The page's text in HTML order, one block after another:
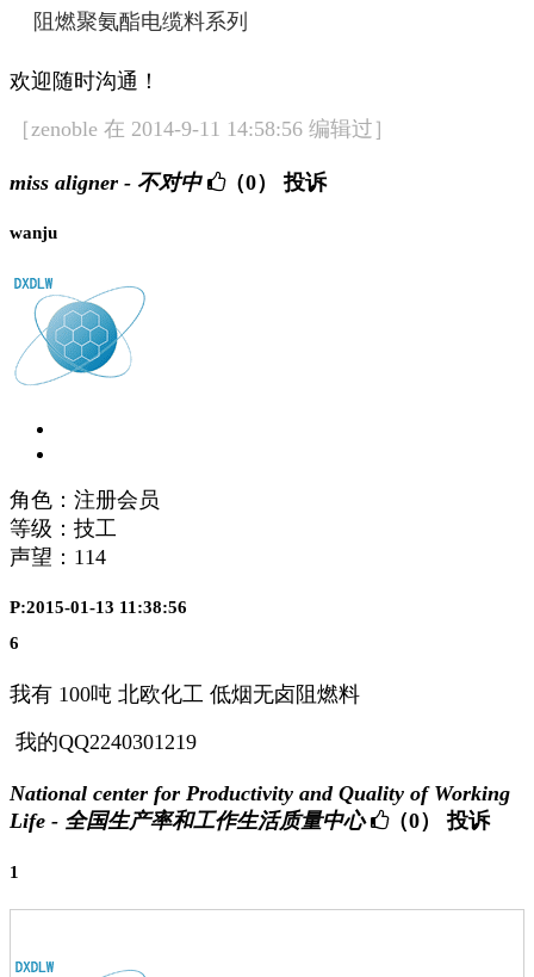
阻燃聚氨酯电缆料系列
欢迎随时沟通！
［zenoble 在 2014-9-11 14:58:56 编辑过］
miss aligner - 不对中 （0） 投诉
wanju
角色：注册会员
等级：技工
声望： 114
P:2015-01-13 11:38:56
6
我有 100吨 北欧化工 低烟无卤阻燃料
我的QQ2240301219
National center for Productivity and Quality of Working
Life - 全国生产率和工作生活质量中心
（0） 投诉
1